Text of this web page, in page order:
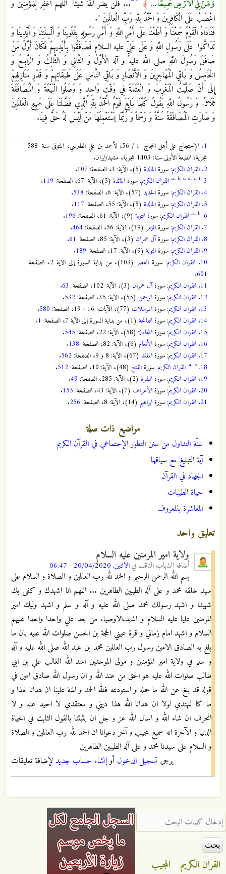
﴾
... فَلَنْ يَضُرَّ اللَّهَ شَيْئاً اللَّهُمَّ اغْفِرْ لِلْمُؤْمِنِينَ وَ
اغْضَبْ عَلَى الْكَافِرِينَ‏ وَ الْحَمْدُ لِلَّهِ رَبِّ الْعالَمِينَ ".
فَنَادَاهُ الْقَوْمُ سَمِعْنَا وَ أَطَعْنَا عَلَى أَمْرِ اللَّهِ وَ أَمْرِ رَسُولِهِ بِقُلُوبِنَا وَ أَلْسِنَتِنَا وَ أَيْدِينَا وَ
تَدَاكُّوا عَلَى رَسُولِ اللَّهِ وَ عَلَى عَلِيٍّ عليه السلام فَصَافَقُوا بِأَيْدِيهِمْ فَكَانَ أَوَّلُ مَنْ
صَافَقَ رَسُولَ اللَّهِ صلى الله عليه و آله الْأَوَّلُ وَ الثَّانِي وَ الثَّالِثُ وَ الرَّابِعُ وَ
الْخَامِسُ وَ بَاقِي الْمُهَاجِرِينَ وَ الْأَنْصَارِ وَ بَاقِي النَّاسِ عَلَى طَبَقَاتِهِمْ وَ قَدْرِ مَنَازِلِهِمْ
إِلَى أَنْ صَلَّيْتُ الْمَغْرِبَ وَ الْعَتَمَةَ فِي وَقْتٍ وَاحِدٍ وَ وَصَلُوا الْبَيْعَةَ وَ الْمُصَافَقَةَ
ثَلَاثاً- وَ رَسُولُ اللَّهِ يَقُولُ كُلَّمَا بَايَعَ قَوْمٌ الْحَمْدُ لِلَّهِ الَّذِي فَضَّلَنَا عَلَى جَمِيعِ الْعَالَمِينَ
وَ صَارَتِ الْمُصَافَقَةُ سُنَّةً وَ رَسْماً وَ رُبَّمَا يَسْتَعْمِلُهَا مَنْ لَيْسَ لَهُ حَقٌّ فِيهَا.
1.
الإحتجاج على أهل اللجاج: 1 / 56، لأحمد بن علي الطبرسي، المتوفى سنة: 588
هجرية، الطبعة الأولى سنة: 1403 هجرية، مشهد/ايران.
2. القران الكريم: سورةالمائدة (5)، الآية: 3، الصفحة: 107
.
3.
a. b. c. d. e. f. القران الكريم: سورةالمائدة (5)، الآية: 67، الصفحة: 119
.
4. القران الكريم: سورةالحديد (57)، الآية: 6، الصفحة: 538
.
5. القران الكريم: سورةالمائدة (5)، الآية: 55، الصفحة: 117
.
6.
a. b. القران الكريم: سورةالتوبة (9)، الآية: 61، الصفحة: 196
.
7. القران الكريم: سورةالزمر (39)، الآية: 56، الصفحة: 464
.
8. القران الكريم: سورةآل عمران (3)، الآية: 85، الصفحة: 61
.
9. القران الكريم: سورةالتوبة (9)، الآية: 17، الصفحة: 189
.
10. القران الكريم: سورة العصر (103)، من بداية السورة إلى الآية 2، الصفحة:
601
.
11. القران الكريم: سورةآل عمران (3)، الآية: 102، الصفحة: 63
.
12. القران الكريم: سورةالرحمن (55)، الآية: 35، الصفحة: 532
.
13. القران الكريم: سورةالمرسلات (77)، الآيات: 16 - 19، الصفحة: 580
.
14. القران الكريم: سورةالفاتحة (1)، من بداية السورة إلى الآية 7، الصفحة: 1
.
15. القران الكريم: سورةالمجادلة(58)، الآية: 22، الصفحة: 545
.
16. القران الكريم: سورةالأنعام (6)، الآية: 82، الصفحة: 138
.
17. القران الكريم: سورةالملك (67)، الآية: 8 و 9، الصفحة: 562
.
18.
a. b. القران الكريم: سورةالفتح (48)، الآية: 10، الصفحة: 512
.
19. القران الكريم: سورةالبقرة (2)، الآية: 285، الصفحة: 49
.
20. القران الكريم: سورةالأعراف (7)، الآية: 43، الصفحة: 155
.
21. القران الكريم: سورةابراهيم (14)، الآية: 8، الصفحة: 256
.
مواضيع ذات صلة
سنّة التداول‌ من سنن التطور الإجتماعي في القرآن الكريم
آية التبليغ مع سياقها
الجهاد في القرآن
حياة الطيبات
المعاشرة بالمعروف
تعليق واحد
ولاية امير المرمنين عليه السلام
أضافه الشهاب الثاقب فيالاثنين, 20/04/2020 - 06:47
بسم الله الرحمن الرحيم و الحمد لله رب العالمين و الصلاة و السلام على
سيد خلقه محمد و على آله الطيبين الطاهرين ... اللهم انا اشهدك و كفى بك
شهيدا و اشهد رسولك محمد صلى الله عليه و آله و سلم و اشهد وليك امير
المرمنين عليا عليه السلام و اشهد.الاوصياء من بعد علي واحدا واحدا عليهم
السلام و اشهد امام زماني و قرة عيني الحجة بن الحسن صلوات الله عليه بان ما
بلغ به الصادق الامين رسول رب العالمين محمد بن عبد الله صلى الله عليه و آله
و سلم في ولاية امير المؤمنين و مولى الموحدين اسد الله الغالب علي بن ابي
طالب صلوات الله عليه هو الحق من عند الله و ان رسول الله صادق امين في
قوله قد بلغ عن الله ما حمله و استودعه فلله الحمد و المنة علينا ان هدانا لهذا و
ما كنا لنهتدي لولا ان هدانا الله هذا ديني و معتقدي لا احيد عنه و لا
انحرف ان شاء الله و اسال الله عز و جل ان يثبتنا بالقول الثابت في الحياة
الدنيا و الآخرة انه سميع مجيب و آخر دعوانا ان الحمد لله رب العالمين و الصلاة
و السلام على سيدنا محمد و على آله الطيبين الطاهرين
يرجى تسجيل الدخول أوإنشاء حساب جديد لإضافة تعليقات
‏إدخال كلمات البحث ‏
القران الكريم
المجيب